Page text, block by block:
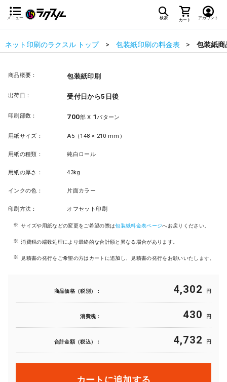
メニュー 検索 カート アカウント
ネット印刷のラクスル トップ 包装紙印刷の料金表 包装紙商
商品概要： 包装紙印刷
出荷日： 受付日から5日後
印刷部数： 700部 X 1パターン
用紙サイズ： A5（148 × 210 mm）
用紙の種類： 純白ロール
用紙の厚さ： 43kg
インクの色： 片面カラー
印刷方法： オフセット印刷
サイズや用紙などの変更をご希望の際は包装紙料金表ページへお戻りください。
消費税の端数処理により最終的な合計額と異なる場合があります。
見積書の発行をご希望の方はカートに追加し、見積書の発行をお願いいたします。
商品価格（税別）： 4,302 円
消費税： 430 円
合計金額（税込）： 4,732 円
カートに追加する